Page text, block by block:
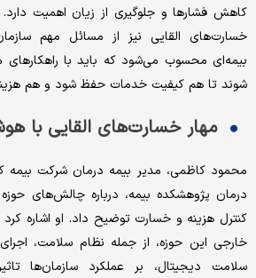
کاهش فشارها و جلوگیری از زیان اهمیت
خسارت‌های القایی نیز از مسائل مهم
بیمه‌ای محسوب می‌شود که باید با
شوند تا هم کیفیت خدمات حفظ شود و هم
مهار خسارت‌های القایی با
محمود کاظمی، مدیر بیمه درمان شرکت
درمان پژوهشکده بیمه، درباره چالش‌های
کنترل هزینه و خسارت توضیح داد. او اشاره
خارجی این حوزه، از جمله نظام سلامت،
سلامت دیجیتال، بر عملکرد سازمان‌ها